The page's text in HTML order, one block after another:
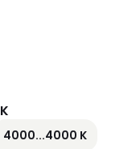
4000...4000 K